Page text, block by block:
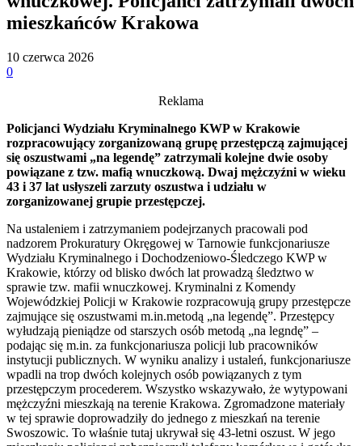
mieszkańców Krakowa
10 czerwca 2026
0
Reklama
Policjanci Wydziału Kryminalnego KWP w Krakowie
rozpracowujący zorganizowaną grupę przestępczą zajmującej
się oszustwami „na legendę” zatrzymali kolejne dwie osoby
powiązane z tzw. mafią wnuczkową. Dwaj mężczyźni w wieku
43 i 37 lat usłyszeli zarzuty oszustwa i udziału w
zorganizowanej grupie przestępczej.
Na ustaleniem i zatrzymaniem podejrzanych pracowali pod
nadzorem Prokuratury Okręgowej w Tarnowie funkcjonariusze
Wydziału Kryminalnego i Dochodzeniowo-Śledczego KWP w
Krakowie, którzy od blisko dwóch lat prowadzą śledztwo w
sprawie tzw. mafii wnuczkowej. Kryminalni z Komendy
Wojewódzkiej Policji w Krakowie rozpracowują grupy przestępcze
zajmujące się oszustwami m.in.metodą „na legendę”. Przestępcy
wyłudzają pieniądze od starszych osób metodą „na legndę” –
podając się m.in. za funkcjonariusza policji lub pracowników
instytucji publicznych. W wyniku analizy i ustaleń, funkcjonariusze
wpadli na trop dwóch kolejnych osób powiązanych z tym
przestępczym procederem. Wszystko wskazywało, że wytypowani
mężczyźni mieszkają na terenie Krakowa. Zgromadzone materiały
w tej sprawie doprowadziły do jednego z mieszkań na terenie
Swoszowic. To właśnie tutaj ukrywał się 43-letni oszust. W jego